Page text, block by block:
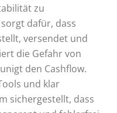
zu
dafür, dass
versendet und
die Gefahr von
den Cashflow.
und klar
sichergestellt, dass